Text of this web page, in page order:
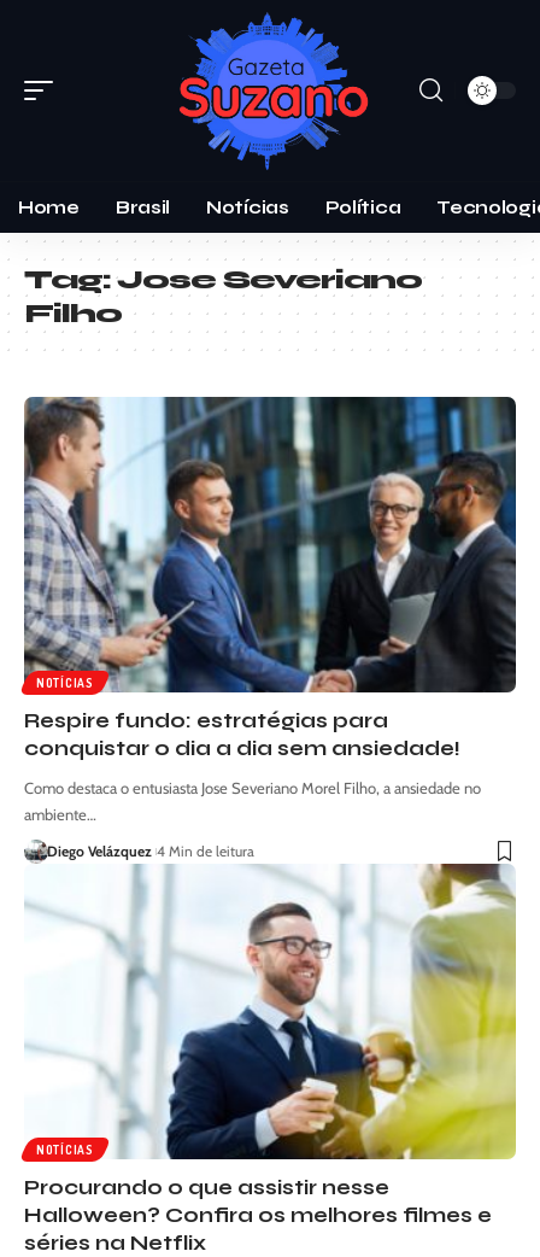
Home Brasil Notícias Política
Tag:Jose Severiano
Filho
NOTÍCIAS
Respire fundo: estratégias para
conquistar o dia a dia sem ansiedade!
Como destaca o entusiasta Jose Severiano Morel Filho, a ansiedade no
ambiente…
Diego Velázquez 4 Min de leitura
NOTÍCIAS
Procurando o que assistir nesse
Halloween? Confira os melhores filmes e
séries na Netflix